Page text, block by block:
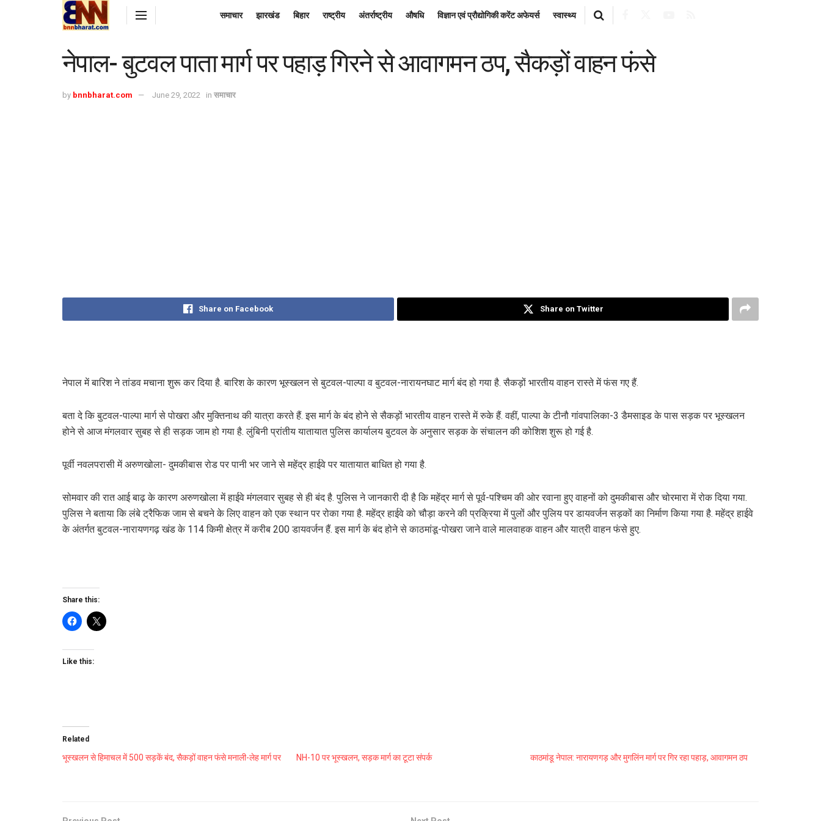
समाचार झारखंड बिहार राष्ट्रीय अंतर्राष्ट्रीय औषधि विज्ञान एवं प्रौद्योगिकी करेंट अफेयर्स स्वास्थ्य
नेपाल- बुटवल पाता मार्ग पर पहाड़ गिरने से आवागमन ठप, सैकड़ों वाहन फंसे
by bnnbharat.com June 29, 2022 in समाचार
Share on Facebook Share on Twitter
नेपाल में बारिश ने तांडव मचाना शुरू कर दिया है. बारिश के कारण भूस्खलन से बुटवल-पाल्पा व बुटवल-नारायनघाट मार्ग बंद हो गया है. सैकड़ों भारतीय वाहन रास्ते में फंस गए हैं.
बता दे कि बुटवल-पाल्पा मार्ग से पोखरा और मुक्तिनाथ की यात्रा करते हैं. इस मार्ग के बंद होने से सैकड़ों भारतीय वाहन रास्ते में रुके हैं. वहीं, पाल्पा के टीनौ गांवपालिका-3 डैमसाइड के पास सड़क पर भूस्खलन
होने से आज मंगलवार सुबह से ही सड़क जाम हो गया है. लुंबिनी प्रांतीय यातायात पुलिस कार्यालय बुटवल के अनुसार सड़क के संचालन की कोशिश शुरू हो गई है.
पूर्वी नवलपरासी में अरुणखोला- दुमकीबास रोड पर पानी भर जाने से महेंद्र हाईवे पर यातायात बाधित हो गया है.
सोमवार की रात आई बाढ़ के कारण अरुणखोला में हाईवे मंगलवार सुबह से ही बंद है. पुलिस ने जानकारी दी है कि महेंद्र मार्ग से पूर्व-पश्चिम की ओर रवाना हुए वाहनों को दुमकीबास और चोरमारा में रोक दिया गया.
पुलिस ने बताया कि लंबे ट्रैफिक जाम से बचने के लिए वाहन को एक स्थान पर रोका गया है. महेंद्र हाईवे को चौड़ा करने की प्रक्रिया में पुलों और पुलिय पर डायवर्जन सड़कों का निर्माण किया गया है. महेंद्र हाईवे
के अंतर्गत बुटवल-नारायणगढ़ खंड के 114 किमी क्षेत्र में करीब 200 डायवर्जन हैं. इस मार्ग के बंद होने से काठमांडू-पोखरा जाने वाले मालवाहक वाहन और यात्री वाहन फंसे हुए.
Share this:
Like this:
Related
भूस्खलन से हिमाचल में 500 सड़कें बंद, सैकड़ों वाहन फंसे मनाली-लेह मार्ग पर NH-10 पर भूस्खलन, सड़क मार्ग का टूटा संपर्क काठमांडू नेपाल: नारायणगड़ और मुगलिंन मार्ग पर गिर रहा पहाड़, आवागमन ठप